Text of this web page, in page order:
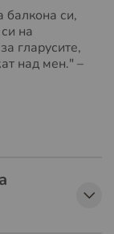
балкона си,
на
гларусите,
над мен." –